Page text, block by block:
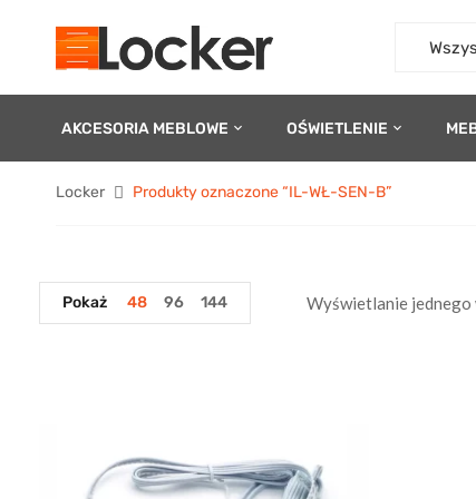
AKCESORIA MEBLOWE OŚWIETLENIE
Locker Produkty oznaczone “IL-WŁ-SEN-B”
Wyświetlanie jednego
Pokaż 48 96 144